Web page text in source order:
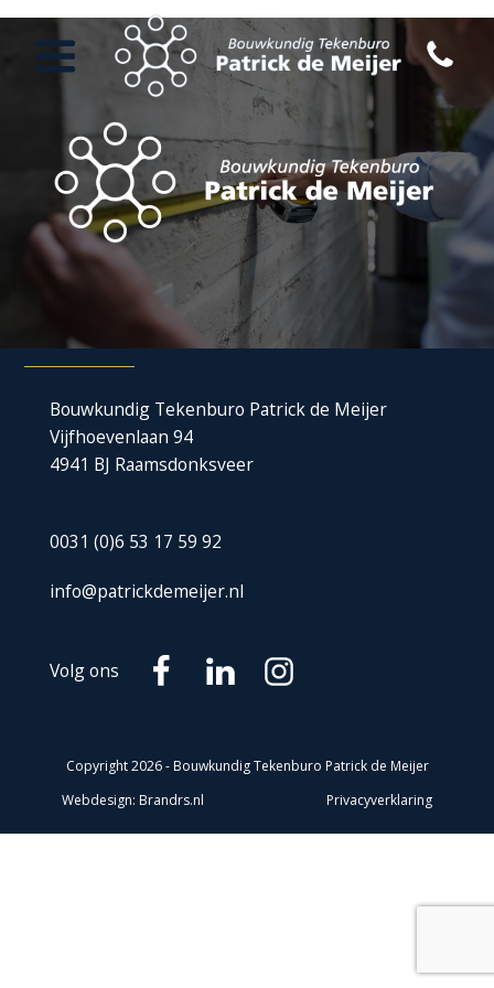
Bouwkundig Tekenburo Patrick de Meijer
Vijfhoevenlaan 94
4941 BJ Raamsdonksveer
0031 (0)6 53 17 59 92
info@patrickdemeijer.nl
Volg ons
Copyright2026- Bouwkundig Tekenburo Patrick de Meijer
Webdesign: Brandrs.nl
Privacyverklaring